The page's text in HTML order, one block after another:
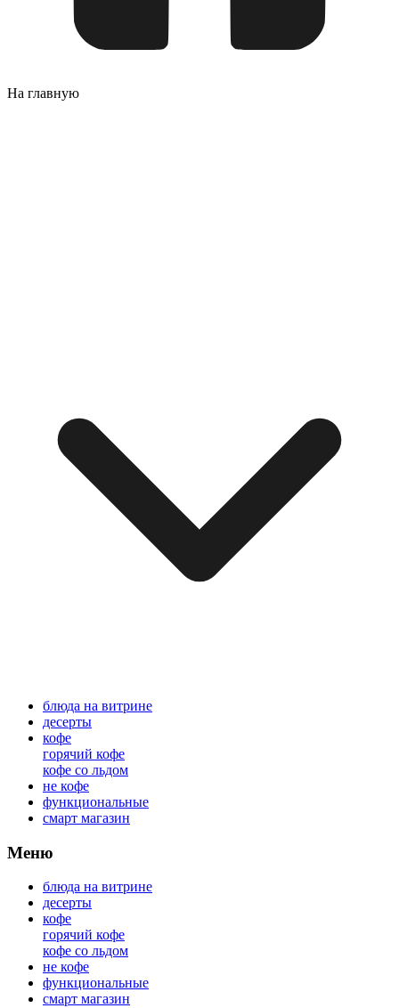
На главную
блюда на витрине
десерты
кофе
горячий кофе
кофе со льдом
не кофе
функциональные
смарт магазин
Меню
блюда на витрине
десерты
кофе
горячий кофе
кофе со льдом
не кофе
функциональные
смарт магазин